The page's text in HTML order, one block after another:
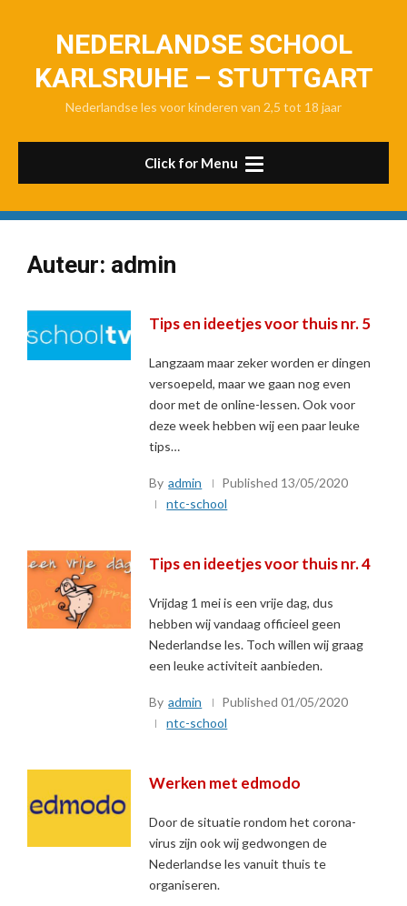
content
NEDERLANDSE SCHOOL
KARLSRUHE – STUTTGART
Nederlandse les voor kinderen van 2,5 tot 18 jaar
Click for Menu
Auteur: admin
Tips en ideetjes voor thuis nr. 5
Langzaam maar zeker worden er dingen
versoepeld, maar we gaan nog even
door met de online-lessen. Ook voor
deze week hebben wij een paar leuke
tips…
By admin Published 13/05/2020
ntc-school
Tips en ideetjes voor thuis nr. 4
Vrijdag 1 mei is een vrije dag, dus
hebben wij vandaag officieel geen
Nederlandse les. Toch willen wij graag
een leuke activiteit aanbieden.
By admin Published01/05/2020
ntc-school
Werken met edmodo
Door de situatie rondom het corona-
virus zijn ook wij gedwongen de
Nederlandse les vanuit thuis te
organiseren.